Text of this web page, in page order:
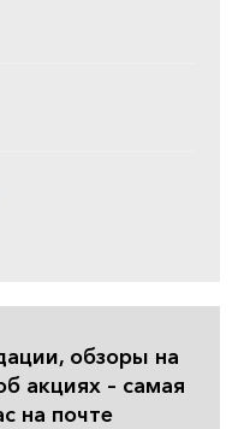
обзоры на
акциях – самая
на почте